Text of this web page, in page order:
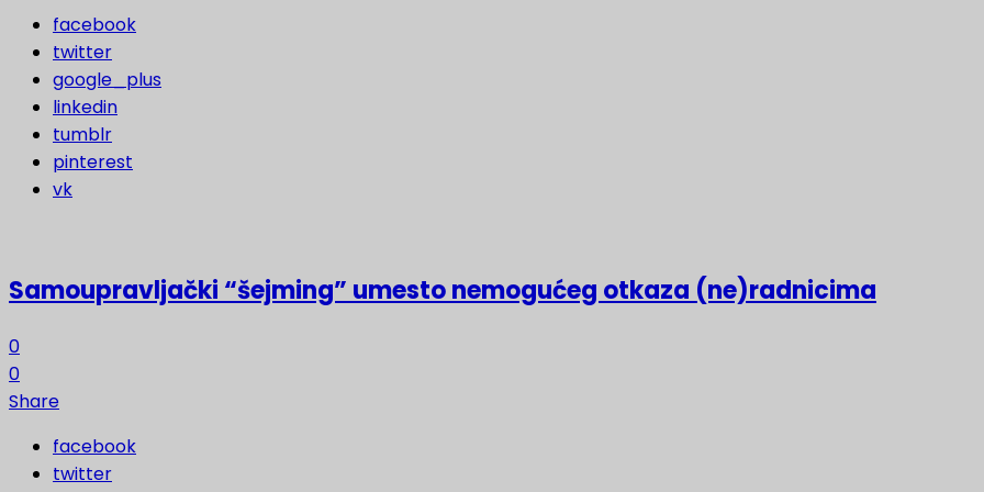
facebook
twitter
google_plus
linkedin
tumblr
pinterest
vk
Samoupravljački “šejming” umesto nemogućeg otkaza (ne)radnicima
0
0
Share
facebook
twitter